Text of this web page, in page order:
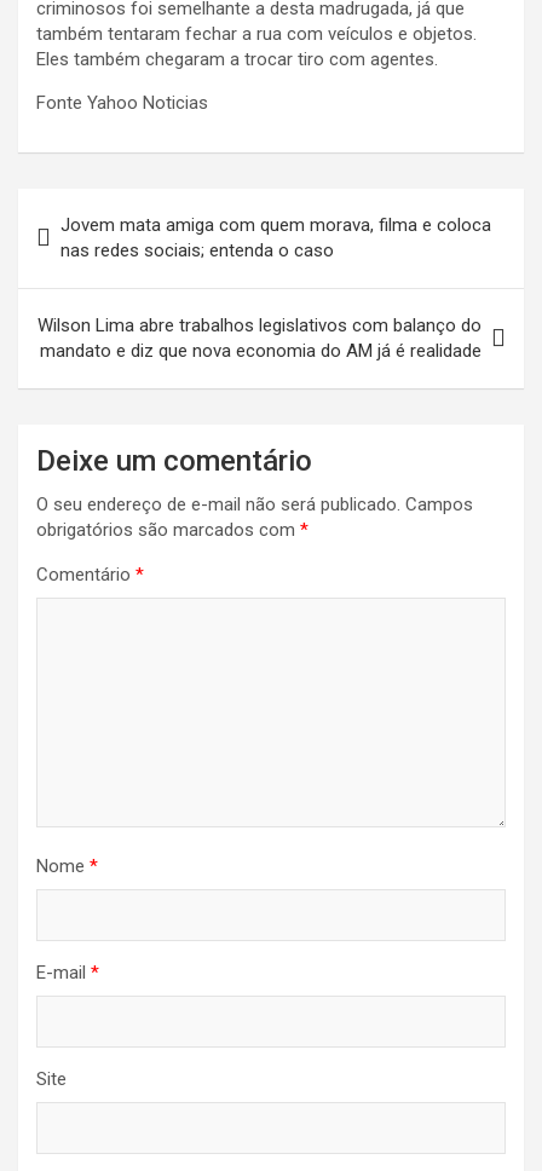
criminosos foi semelhante a desta madrugada, já que
também tentaram fechar a rua com veículos e objetos.
Eles também chegaram a trocar tiro com agentes.
Fonte Yahoo Noticias
de
Post
Jovem mata amiga com quem morava, filma e coloca
nas redes sociais; entenda o caso
Wilson Lima abre trabalhos legislativos com balanço do
mandato e diz que nova economia do AM já é realidade
Deixe um comentário
O seu endereço de e-mail não será publicado. Campos
obrigatórios são marcados com *
Comentário *
Nome *
E-mail *
Site